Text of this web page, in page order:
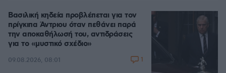
Βασιλική κηδεία προβλέπεται για τον
πρίγκιπα Άντριου όταν πεθάνει παρά
την αποκαθήλωσή του, αντιδράσεις
για το «μυστικό σχέδιο»
09.08.2026, 08:01 1